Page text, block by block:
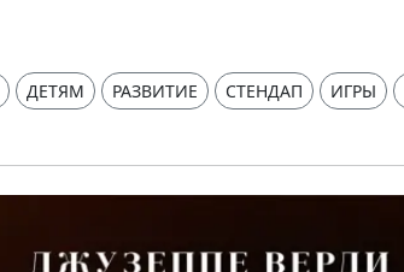
ДЕТЯМ РАЗВИТИЕ СТЕНДАП ИГРЫ